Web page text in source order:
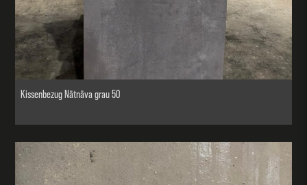
Kissenbezug Nätnäva grau 50